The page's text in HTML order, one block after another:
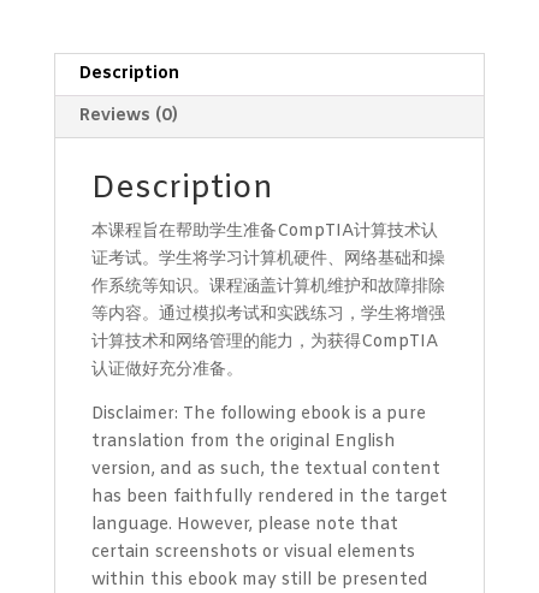
Computing
Technology
Level
quantity
Description
Reviews (0)
Description
本课程旨在帮助学生准备CompTIA计算技术认
证考试。学生将学习计算机硬件、网络基础和操
作系统等知识。课程涵盖计算机维护和故障排除
等内容。通过模拟考试和实践练习，学生将增强
计算技术和网络管理的能力，为获得CompTIA
认证做好充分准备。
Disclaimer: The following ebook is a pure
translation from the original English
version, and as such, the textual content
has been faithfully rendered in the target
language. However, please note that
certain screenshots or visual elements
within this ebook may still be presented